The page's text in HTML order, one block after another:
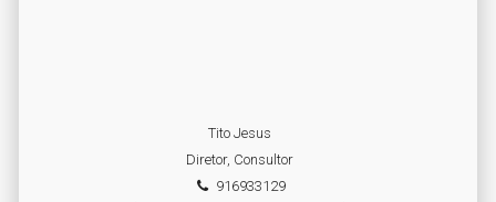
Tito Jesus
Diretor, Consultor
916933129